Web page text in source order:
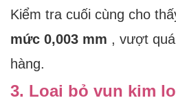
Kiểm tra cuối cùng cho
mức 0,003 mm , vượt
hàng.
3. Loại bỏ vụn kim